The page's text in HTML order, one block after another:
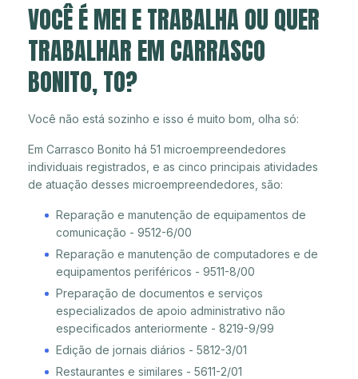
VOCÊ É MEI E TRABALHA OU QUER
TRABALHAR EM CARRASCO
BONITO, TO?
Você não está sozinho e isso é muito bom, olha só:
Em Carrasco Bonito há 51 microempreendedores
individuais registrados, e as cinco principais atividades
de atuação desses microempreendedores, são:
Reparação e manutenção de equipamentos de
comunicação - 9512-6/00
Reparação e manutenção de computadores e de
equipamentos periféricos - 9511-8/00
Preparação de documentos e serviços
especializados de apoio administrativo não
especificados anteriormente - 8219-9/99
Edição de jornais diários - 5812-3/01
Restaurantes e similares - 5611-2/01